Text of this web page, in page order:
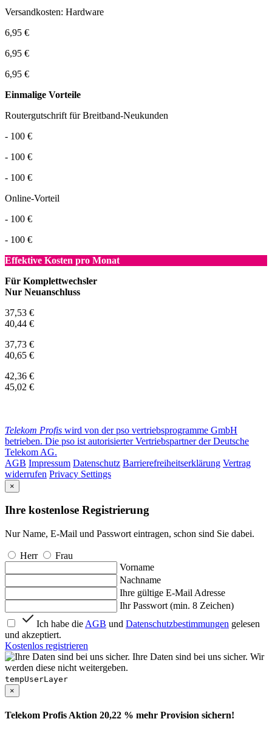
Versandkosten: Hardware
6,95 €
6,95 €
6,95 €
Einmalige Vorteile
Routergutschrift für Breitband-Neukunden
- 100 €
- 100 €
- 100 €
Online-Vorteil
- 100 €
- 100 €
Effektive Kosten pro Monat
Für Komplettwechsler
Nur Neuanschluss
37,53 €
40,44 €
37,73 €
40,65 €
42,36 €
45,02 €
Telekom Profis wird von der pso vertriebsprogramme GmbH
betrieben. Die pso ist autorisierter Vertriebspartner der Deutsche
Telekom AG.
AGB Impressum Datenschutz Barrierefreiheitserklärung Vertrag
widerrufen Privacy Settings
×
Ihre kostenlose Registrierung
Nur Name, E-Mail und Passwort eintragen, schon sind Sie dabei.
Herr
Frau
Vorname
Nachname
Ihre gültige E-Mail Adresse
Ihr Passwort (min. 8 Zeichen)
Ich habe die AGB und Datenschutzbestimmungen gelesen
und akzeptiert.
Kostenlos registrieren
Ihre Daten sind bei uns sicher. Wir
werden diese nicht weitergeben.
tempUserLayer
×
Telekom Profis Aktion 20,22 % mehr Provision sichern!